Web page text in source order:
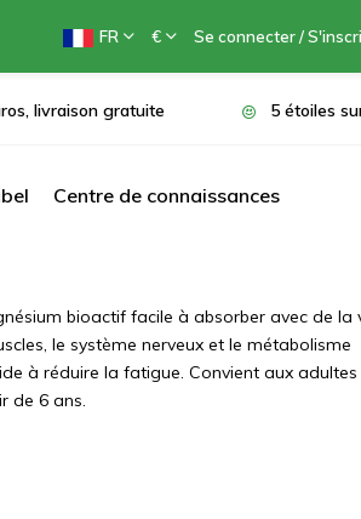
FR € Se connecter /
livraison gratuite 5 étoiles
Centre de connaissances
bioactif facile à absorber avec de la
le système nerveux et le métabolisme
à réduire la fatigue. Convient aux
de 6 ans.